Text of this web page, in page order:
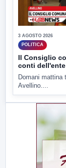
3 AGOSTO 2026
POLITICA
Il Consiglio
conti dell'ente
Domani mattina
Avellino....